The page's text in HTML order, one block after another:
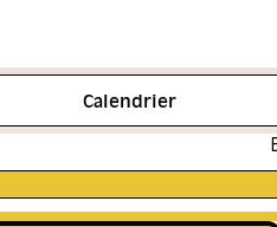
Calendrier
Plus d'info